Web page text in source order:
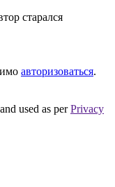
старался
авторизоваться.
used as perPrivacy